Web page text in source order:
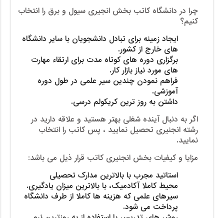
چرا در دانشگاه کاتب بخش انجیری سیول و برق را انتخاب
کنیم؟
ایجاد زمینه برای تبادل دانشجویان با سایر دانشگاه
های خارج از کشور.
برگزاری دوره های کوتاه مدت برای ارتقاء مهارت
های مورد نیاز بازار کار.
فراهم نمودن چندین سیر علمی در طول دوره
آموزشی.
داشتن به روز ترین کریکولم درسی.
اگر به دنبال آینده شغلی بهتر هستید و علاقه دارید در
رشته انجنیری تحصیل نمایید ، پس کاتب را انتخاب
نمایید.
مزایا و کیفیات بخش انجنیری کاتب قرار ذیل می باشد:
استاتید مجرب با بالاترین مدارک تحصیلی
محیط کاملا آکادمیک، با بالاترین میزان یادگیری.
سیرهای علمی که هزینه ها کاملا از طرف دانشگاه
پرداخت می شود.